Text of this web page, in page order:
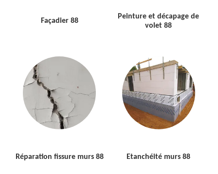
Façadier 88
Peinture et décapage de
volet 88
Réparation fissure murs 88 Etanchéité murs 88